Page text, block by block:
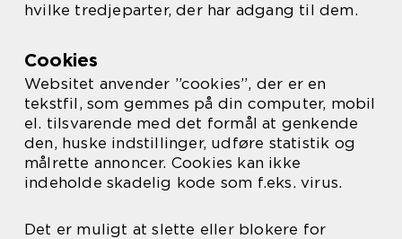
hvilke tredjeparter, der har adgang til dem.
Cookies
Websitet anvender ”cookies”, der er en
tekstfil, som gemmes på din computer, mobil
el. tilsvarende med det formål at genkende
den, huske indstillinger, udføre statistik og
målrette annoncer. Cookies kan ikke
indeholde skadelig kode som f.eks. virus.
Det er muligt at slette eller blokere for